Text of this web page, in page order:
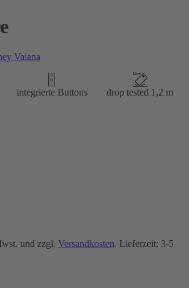
Vaiana
integrierte Buttons
drop tested 1,2 m
und zzgl. Versandkosten. Lieferzeit: 3-5